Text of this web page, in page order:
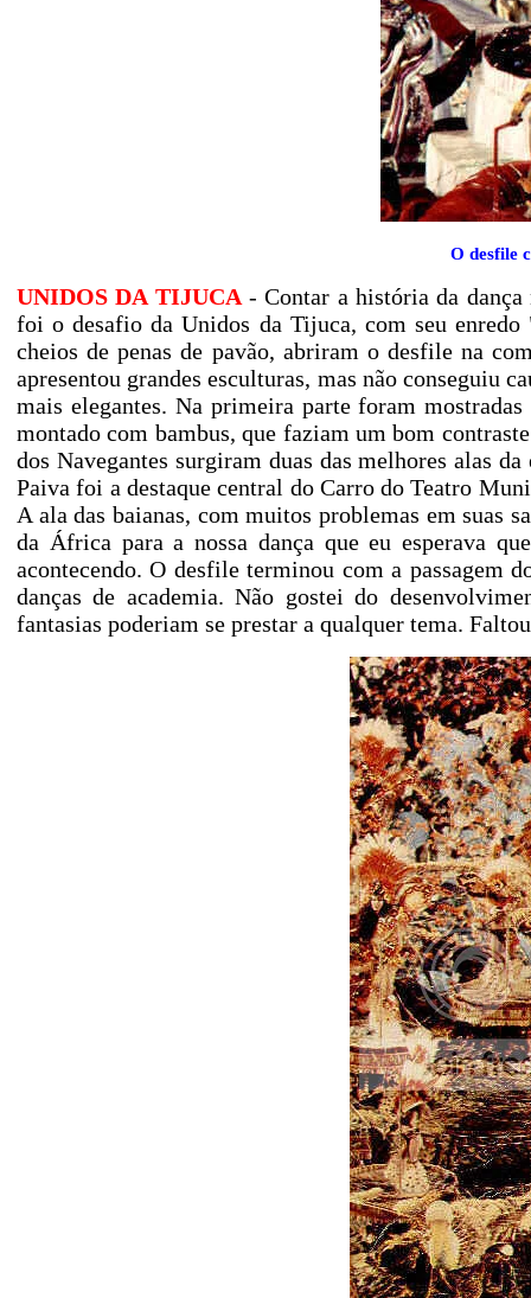
O desfile
UNIDOS DA TIJUCA- Contar a história da dança
foi o desafio da Unidos da Tijuca, com seu
cheios de penas de pavão, abriram o desfile na
apresentou grandes esculturas, mas não conseguiu
mais elegantes. Na primeira parte foram
montado com bambus, que faziam um bom
dos Navegantes surgiram duas das melhores alas
Paiva foi a destaque central do Carro do Teatro
A ala das baianas, com muitos problemas em suas
da África para a nossa dança que eu esperava
acontecendo. O desfile terminou com a passagem
danças de academia. Não gostei do
fantasias poderiam se prestar a qualquer tema.